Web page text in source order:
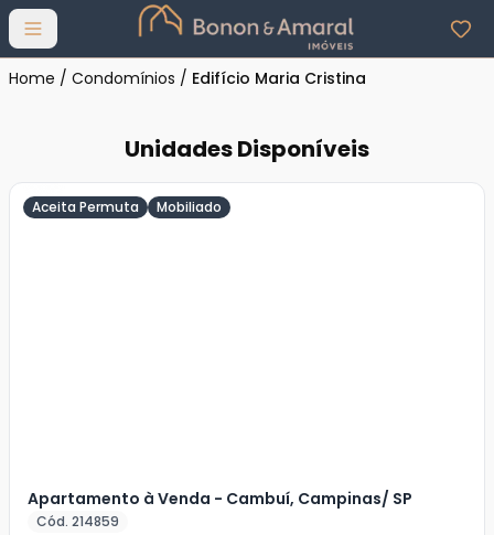
Abrir menu
Home / Condomínios / Edifício Maria Cristina
Unidades Disponíveis
Aceita Permuta Mobiliado
Apartamento à Venda - Cambuí, Campinas/ SP
Cód. 214859